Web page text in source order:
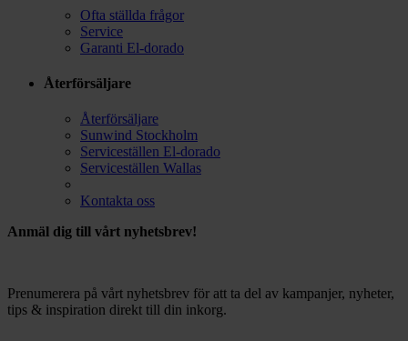
Ofta ställda frågor
Service
Garanti El-dorado
Återförsäljare
Återförsäljare
Sunwind Stockholm
Serviceställen El-dorado
Serviceställen Wallas
Kontakta oss
Anmäl dig till vårt nyhetsbrev!
Prenumerera på vårt nyhetsbrev för att ta del av kampanjer, nyheter,
tips & inspiration direkt till din inkorg.